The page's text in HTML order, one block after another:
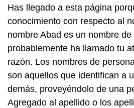
Has llegado a esta página
conocimiento con respecto al
nombre Abad es un nombre
probablemente ha llamado tu
razón. Los nombres de
son aquellos que identifican a
demás, proveyéndolo de una
Agregado al apellido o los